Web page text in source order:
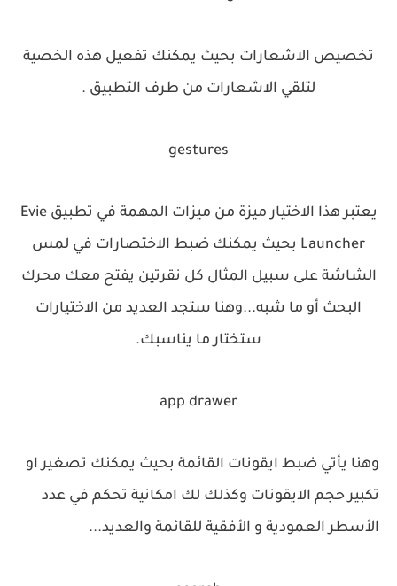
تخصيص الاشعارات بحيث يمكنك تفعيل هذه الخصية
لتلقي الاشعارات من طرف التطبيق .
gestures
يعتبر هذا الاختيار ميزة من ميزات المهمة في تطبيق Evie
Launcher‏ بحيث يمكنك ضبط الاختصارات في لمس
الشاشة على سبيل المثال كل نقرتين يفتح معك محرك
البحث أو ما شبه...وهنا ستجد العديد من الاختيارات
ستختار ما يناسبك.
app drawer
وهنا يأتي ضبط ايقونات القائمة بحيث يمكنك تصغير او
تكبير حجم الايقونات وكذلك لك امكانية تحكم في عدد
الأسطر العمودية و الأفقية للقائمة والعديد...